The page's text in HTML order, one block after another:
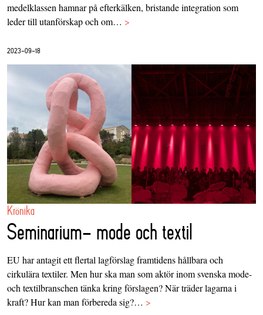
medelklassen hamnar på efterkälken, bristande integration som
leder till utanförskap och om… >
2023-09-18
Krönika
Seminarium- mode och textil
EU har antagit ett flertal lagförslag framtidens hållbara och
cirkulära textiler. Men hur ska man som aktör inom svenska mode-
och textilbranschen tänka kring förslagen? När träder lagarna i
kraft? Hur kan man förbereda sig?… >